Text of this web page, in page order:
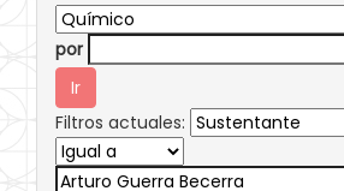
por
Filtros actuales: